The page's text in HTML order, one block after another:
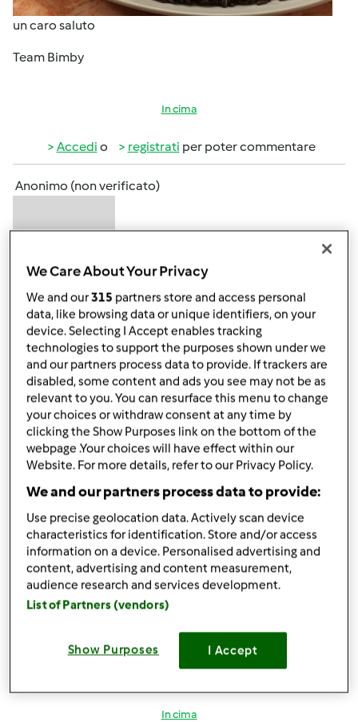
un caro saluto
Team Bimby
In cima
Accedi o registrati per poter commentare
Anonimo (non verificato)
Ven, 04/15/2016 - 17:15
Wow,team e quale sarà la parola da inserire nella ricetta?
Solo contest?
In cima
Accedio registratiper poter commentare
Magat Iscritto : 26.03.2014
Ven, 04/15/2016 - 17:19
finamaria88 wrote:
Wow,team e quale sarà la parola da inserire nella ricetta?
... Presumo.... Titolo della ricetta..multilivello....contest..
In cima
We Care About Your Privacy
We and our315 partners store and access personal
data, like browsing data or unique identifiers, on your
device. Selecting I Accept enables tracking
technologies to support the purposes shown under we
and our partners process data to provide. If trackers are
disabled, some content and ads you see may not be as
relevant to you. You can resurface this menu to change
your choices or withdraw consent at any time by
clicking the Show Purposes link on the bottom of the
webpage .Your choices will have effect within our
Website. For more details, refer to our Privacy Policy.
We and our partners process data to provide:
Use precise geolocation data. Actively scan device
characteristics for identification. Store and/or access
information on a device. Personalised advertising and
content, advertising and content measurement,
audience research and services development.
List of Partners (vendors)
Show Purposes I Accept